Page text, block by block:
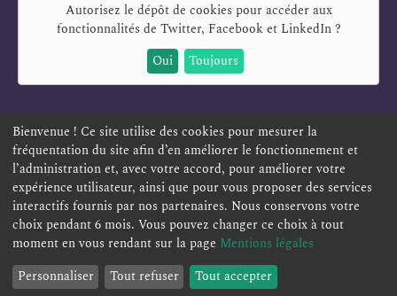
Autorisez le dépôt de cookies pour accéder aux
fonctionnalités de Twitter, Facebook et LinkedIn?
Oui
Toujours
ESPACE PERSONNEL OFFRES D'EMPLOI SIGNALEMENT
TÉLÉSERVICES PLAN DU SITE
ACCESSIBILITÉ POLITIQUE DE CONFIDENTIALITÉ
MENTIONS LÉGALES CONTACT
Bienvenue ! Ce site utilise des cookies pour mesurer la
fréquentation du site afin d’en améliorer le fonctionnement et
l’administration et, avec votre accord, pour améliorer votre
expérience utilisateur, ainsi que pour vous proposer des services
interactifs fournis par nos partenaires. Nous conservons votre
choix pendant 6 mois. Vous pouvez changer ce choix à tout
moment en vous rendant sur la page Mentions légales
Personnaliser
Tout refuser Tout accepter